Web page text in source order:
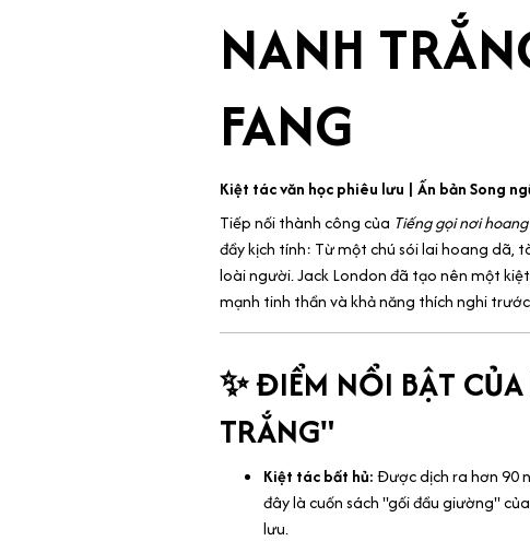
NANH
FANG
Kiệt tác văn học phiêu lưu | Ấn bản Song
Tiếp nối thành công của Tiếng gọi nơi
đầy kịch tính: Từ một chú sói lai hoang dã,
loài người. Jack London đã tạo nên một
mạnh tinh thần và khả năng thích nghi
✨ ĐIỂM NỔI BẬT
TRẮNG"
Kiệt tác bất hủ:Được dịch ra hơn 90
đây là cuốn sách "gối đầu giường"
lưu.